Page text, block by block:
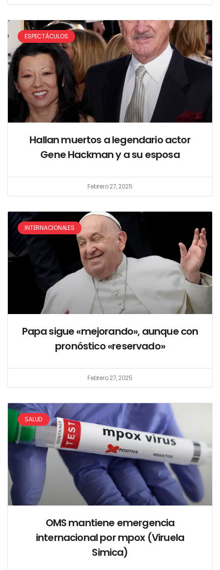
ESPECTÁCULOS
Hallan muertos a legendario actor
Gene Hackman y a su esposa
Febrero 27, 2025
INTERNACIONALES
Papa sigue «mejorando», aunque con
pronóstico «reservado»
Febrero 27, 2025
SALUD
OMS mantiene emergencia
internacional por mpox (Viruela
Simica)